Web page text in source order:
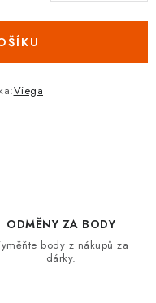
Moje objednávka
Viega
ODMĚNY ZA BODY
body z nákupů za
dárky.